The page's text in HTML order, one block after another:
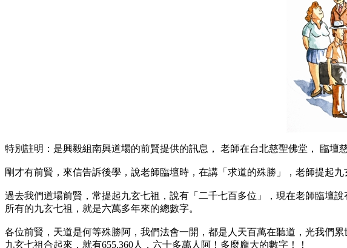
特別註明：是興毅組南興道場的前賢提供的訊息， 老師在台北慈聖佛堂， 臨壇
剛才有前賢，來信告訴後學，說老師臨壇時，在講「求道的殊勝」，老師提起
過去我們道場前賢，常提起九玄七祖，說有「二千七百多位」，現在老師臨壇
所有的九玄七祖，就是六萬多年來的總數字。
各位前賢，天道是何等殊勝阿，我們法會一開，都是人天百萬在聽道，光我們
九玄七祖合起來，就有655,360人，六十多萬人阿！多麼龐大的數字！！